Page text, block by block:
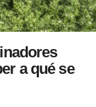
a qué se